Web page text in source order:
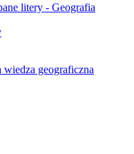
litery - Geografia
wiedza geograficzna